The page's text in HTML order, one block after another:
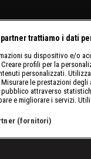
trattiamo i dati
su dispositivo e/o
profili per la
personalizzati.
le prestazioni
pubblico attraverso
e migliorare i servizi.
(fornitori)